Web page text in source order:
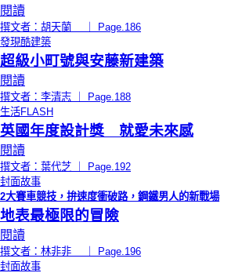
閱讀
撰文者：胡天蘭 ｜ Page.186
發現酷建築
超級小町號與安藤新建築
閱讀
撰文者：李清志 ｜ Page.188
生活FLASH
英國年度設計獎 就愛未來感
閱讀
撰文者：葉代芝 ｜ Page.192
封面故事
2大賽車競技，拚速度衝破路，鋼鐵男人的新戰場
地表最極限的冒險
閱讀
撰文者：林非非 ｜ Page.196
封面故事